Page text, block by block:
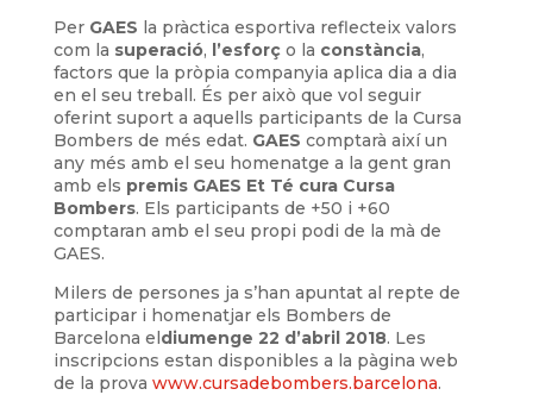
Per GAES la pràctica esportiva reflecteix valors
com la superació, l’esforço la constància,
factors que la pròpia companyia aplica dia a dia
en el seu treball. És per això que vol seguir
oferint suport a aquells participants de la Cursa
Bombers de més edat. GAES comptarà així un
any més amb el seu homenatge a la gent gran
amb els premis GAES Et Té cura Cursa
Bombers. Els participants de +50 i +60
comptaran amb el seu propi podi de la mà de
GAES.
Milers de persones ja s’han apuntat al repte de
participar i homenatjar els Bombers de
Barcelona eldiumenge 22 d’abril 2018. Les
inscripcions estan disponibles a la pàgina web
de la prova www.cursadebombers.barcelona.